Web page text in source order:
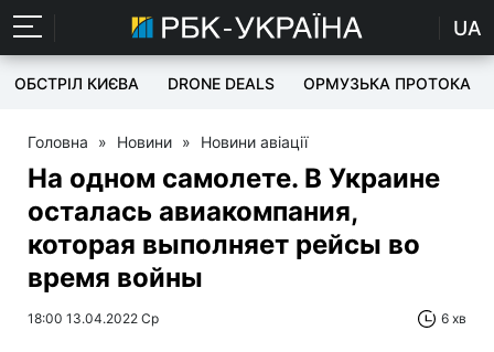
UA
ОБСТРІЛ КИЄВА DRONE DEALS ОРМУЗЬКА ПРОТОКА
Головна » Новини » Новини авіації
На одном самолете. В Украине
осталась авиакомпания,
которая выполняет рейсы во
время войны
18:00 13.04.2022 Ср 6 хв